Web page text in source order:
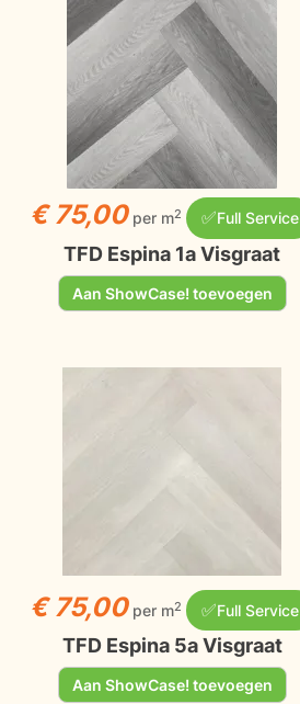
€ 75,00 per m2 ✅Full Service
TFD Espina 1a Visgraat
Aan ShowCase! toevoegen
€ 75,00 per m2 ✅Full Service
TFD Espina 5a Visgraat
Aan ShowCase! toevoegen